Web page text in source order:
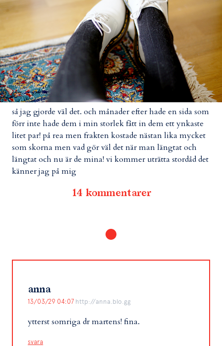
så jag gjorde väl det. och månader efter hade en sida som
förr inte hade dem i min storlek fått in dem ett ynkaste
litet par! på rea men frakten kostade nästan lika mycket
som skorna men vad gör väl det när man längtat och
längtat och nu är de mina! vi kommer uträtta stordåd det
känner jag på mig
14 kommentarer
anna
13/03/29 04:07 http://anna.blo.gg
ytterst somriga dr martens! fina.
svara